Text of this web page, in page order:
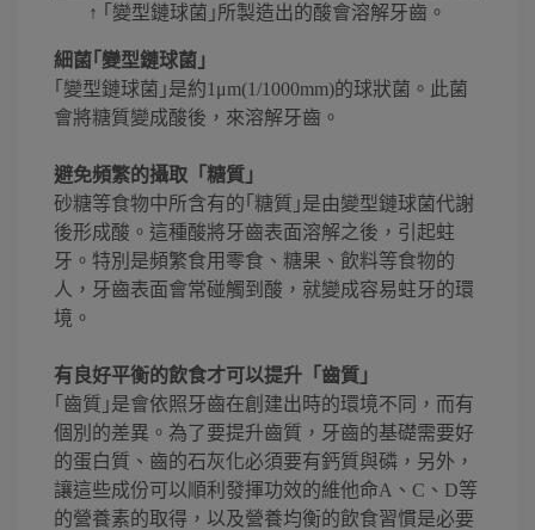
↑ ｢變型鏈球菌｣所製造出的酸會溶解牙齒。
細菌｢變型鏈球菌｣
｢變型鏈球菌｣是約1μm(1/1000mm)的球狀菌。此菌
會將糖質變成酸後，來溶解牙齒。
避免頻繁的攝取「糖質」
砂糖等食物中所含有的｢糖質｣是由變型鏈球菌代謝
後形成酸。這種酸將牙齒表面溶解之後，引起蛀
牙。特別是頻繁食用零食、糖果、飲料等食物的
人，牙齒表面會常碰觸到酸，就變成容易蛀牙的環
境。
有良好平衡的飲食才可以提升「齒質」
｢齒質｣是會依照牙齒在創建出時的環境不同，而有
個別的差異。為了要提升齒質，牙齒的基礎需要好
的蛋白質、齒的石灰化必須要有鈣質與磷，另外，
讓這些成份可以順利發揮功效的維他命A、C、D等
的營養素的取得，以及營養均衡的飲食習慣是必要